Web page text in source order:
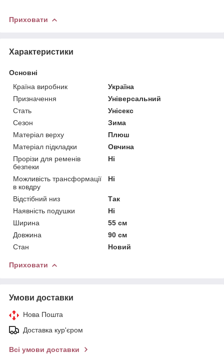
Приховати
Характеристики
Основні
Країна виробник
Україна
Призначення
Універсальний
Стать
Унісекс
Сезон
Зима
Матеріал верху
Плюш
Матеріал підкладки
Овчина
Прорізи для ременів
безпеки
Ні
Можливість трансформації
в ковдру
Ні
Відстібний низ
Так
Наявність подушки
Ні
Ширина
55 см
Довжина
90 см
Стан
Новий
Приховати
Умови доставки
Нова Пошта
Доставка кур'єром
Всі умови доставки